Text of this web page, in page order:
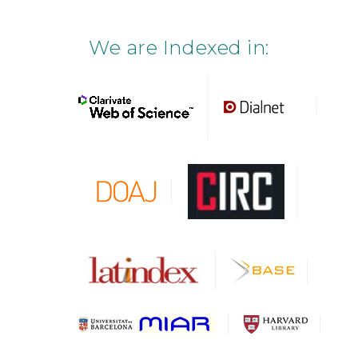
We are Indexed in: